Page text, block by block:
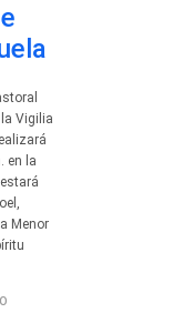
Vigilia
en la
Menor